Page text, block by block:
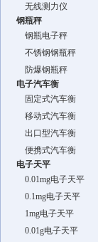
无线测力仪
钢瓶秤
钢瓶电子秤
不锈钢钢瓶秤
防爆钢瓶秤
电子汽车衡
固定式汽车衡
移动式汽车衡
出口型汽车衡
便携式汽车衡
电子天平
0.01mg电子天平
0.1mg电子天平
1mg电子天平
0.01g电子天平